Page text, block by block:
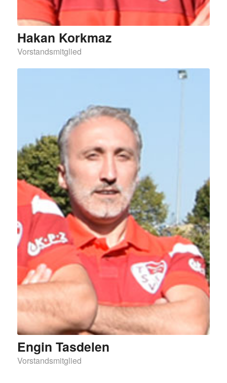
Hakan Korkmaz
Vorstandsmitglied
Engin Tasdelen
Vorstandsmitglied